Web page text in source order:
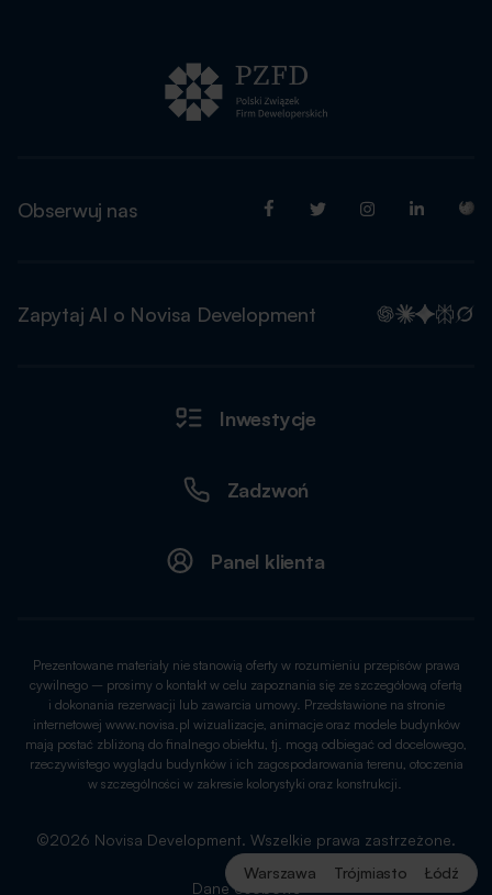
Obserwuj nas
Zapytaj AI o Novisa Development
Inwestycje
Zadzwoń
Panel klienta
Prezentowane materiały nie stanowią oferty w rozumieniu przepisów prawa
cywilnego – prosimy o kontakt w celu zapoznania się ze szczegółową ofertą
i dokonania rezerwacji lub zawarcia umowy. Przedstawione na stronie
internetowej www.novisa.pl wizualizacje, animacje oraz modele budynków
mają postać zbliżoną do finalnego obiektu, tj. mogą odbiegać od docelowego,
rzeczywistego wyglądu budynków i ich zagospodarowania terenu, otoczenia
w szczególności w zakresie kolorystyki oraz konstrukcji.
©2026 Novisa Development. Wszelkie prawa zastrzeżone.
Dane osobowe
Warszawa Trójmiasto Łódź